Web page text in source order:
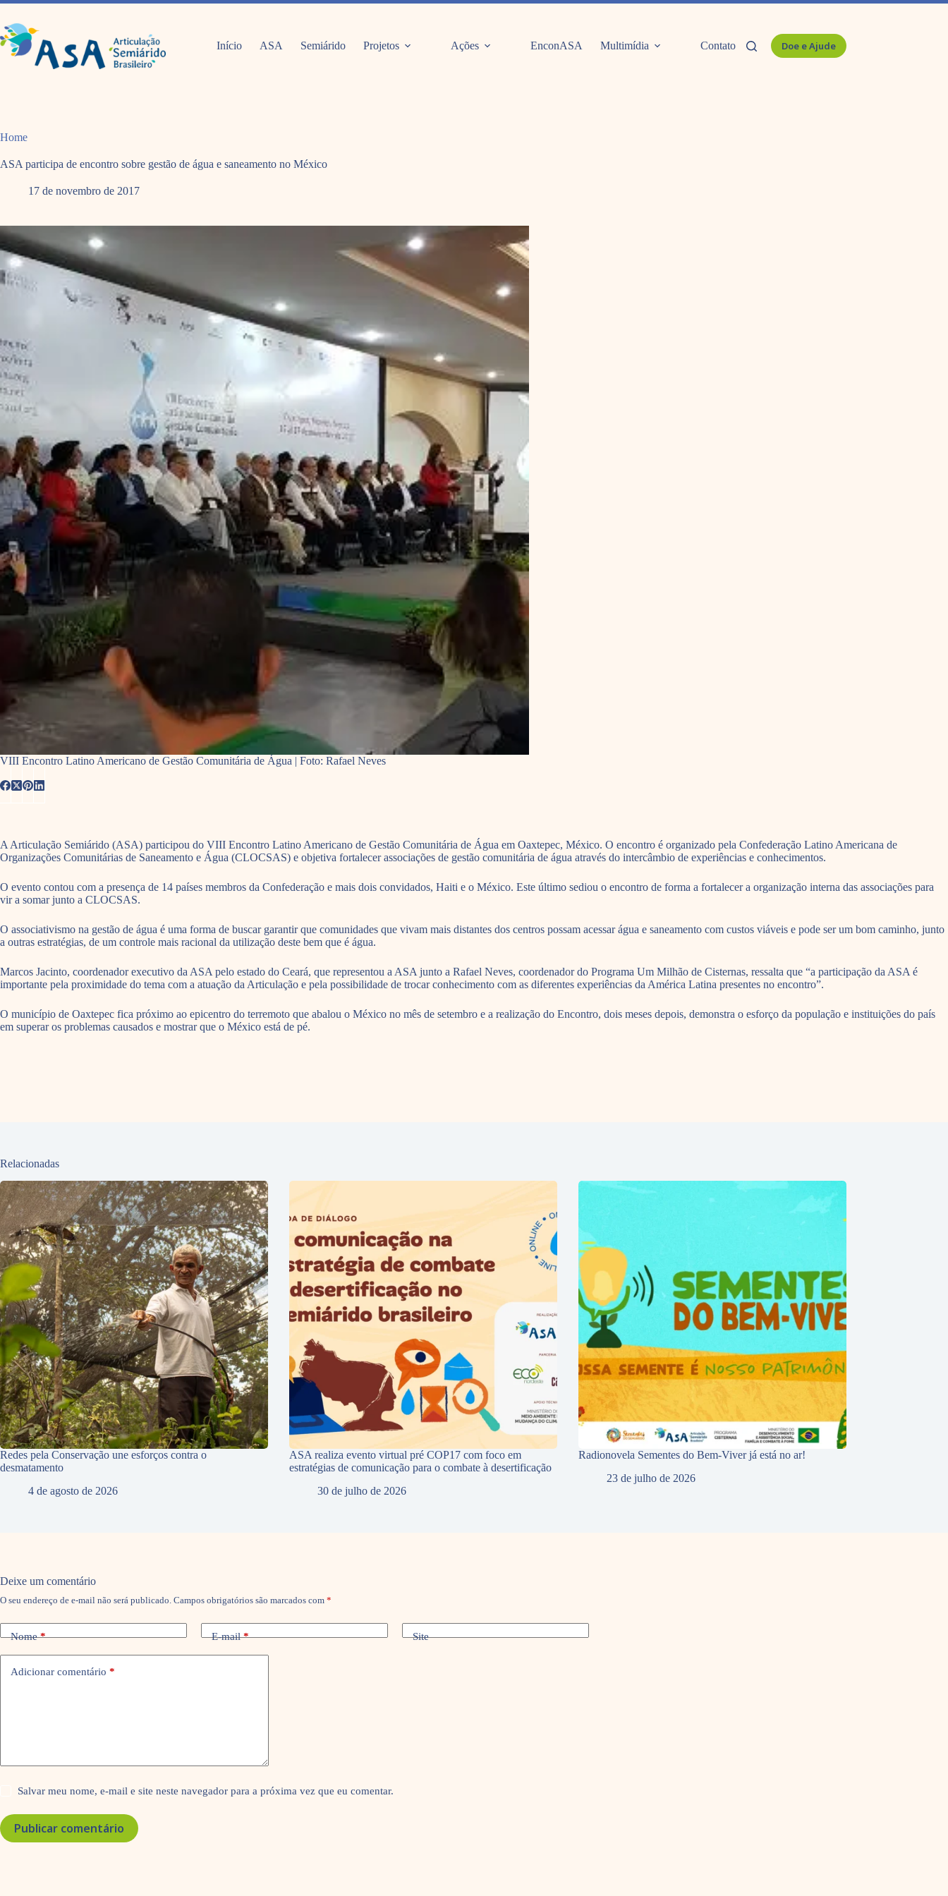
Pular
o
conteúdo
Início ASA Semiárido Projetos Ações EnconASA Multimídia Contato Doe e Ajude
Home
ASA participa de encontro sobre gestão de água e saneamento no México
17 de novembro de 2017
VIII Encontro Latino Americano de Gestão Comunitária de Água | Foto: Rafael Neves
A Articulação Semiárido (ASA) participou do VIII Encontro Latino Americano de Gestão Comunitária de Água em Oaxtepec, México. O encontro é organizado pela Confederação Latino Americana de
Organizações Comunitárias de Saneamento e Água (CLOCSAS) e objetiva fortalecer associações de gestão comunitária de água através do intercâmbio de experiências e conhecimentos.
O evento contou com a presença de 14 países membros da Confederação e mais dois convidados, Haiti e o México. Este último sediou o encontro de forma a fortalecer a organização interna das associações para
vir a somar junto a CLOCSAS.
O associativismo na gestão de água é uma forma de buscar garantir que comunidades que vivam mais distantes dos centros possam acessar água e saneamento com custos viáveis e pode ser um bom caminho, junto
a outras estratégias, de um controle mais racional da utilização deste bem que é água.
Marcos Jacinto, coordenador executivo da ASA pelo estado do Ceará, que representou a ASA junto a Rafael Neves, coordenador do Programa Um Milhão de Cisternas, ressalta que “a participação da ASA é
importante pela proximidade do tema com a atuação da Articulação e pela possibilidade de trocar conhecimento com as diferentes experiências da América Latina presentes no encontro”.
O município de Oaxtepec fica próximo ao epicentro do terremoto que abalou o México no mês de setembro e a realização do Encontro, dois meses depois, demonstra o esforço da população e instituições do país
em superar os problemas causados e mostrar que o México está de pé.
Relacionadas
Redes pela Conservação une esforços contra o
desmatamento
4 de agosto de 2026
ASA realiza evento virtual pré COP17 com foco em
estratégias de comunicação para o combate à desertificação
30 de julho de 2026
Radionovela Sementes do Bem-Viver já está no ar!
23 de julho de 2026
Deixe um comentário
O seu endereço de e-mail não será publicado. Campos obrigatórios são marcados com *
Nome* E-mail* Site
Adicionar comentário *
Salvar meu nome, e-mail e site neste navegador para a próxima vez que eu comentar.
Publicar comentário